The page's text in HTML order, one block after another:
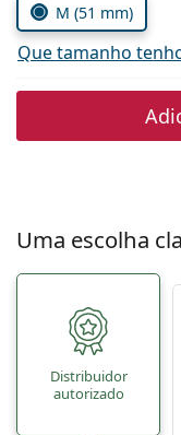
M (51 mm)
Que tamanho
Uma escolha
Distribuidor
autorizado